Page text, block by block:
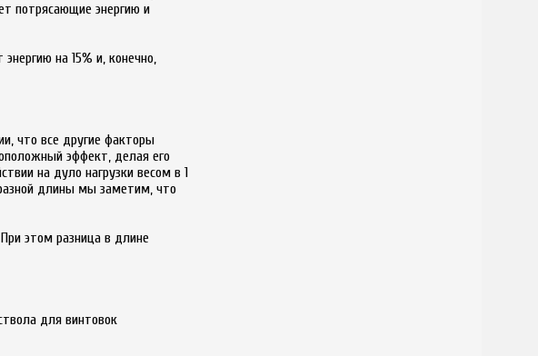
потрясающие энергию и
на 15% и, конечно,
что все другие факторы
эффект, делая его
на дуло нагрузки весом в 1
длины мы заметим, что
этом разница в длине
для винтовок